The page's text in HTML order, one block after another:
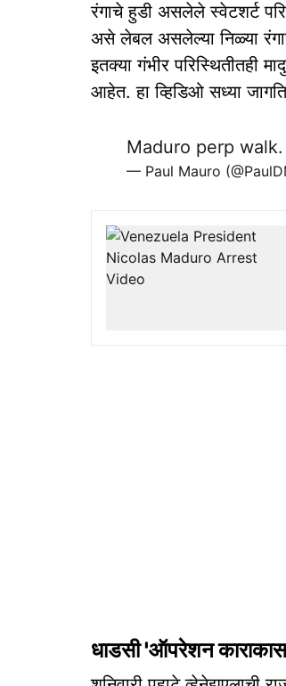
रंगाचे हुडी असलेले स्वेटशर्ट
असे लेबल असलेल्या निळ्या
इतक्या गंभीर परिस्थितीतही
आहेत. हा व्हिडिओ सध्या
Maduro perp walk.
— Paul Mauro
धाडसी 'ऑपरेशन